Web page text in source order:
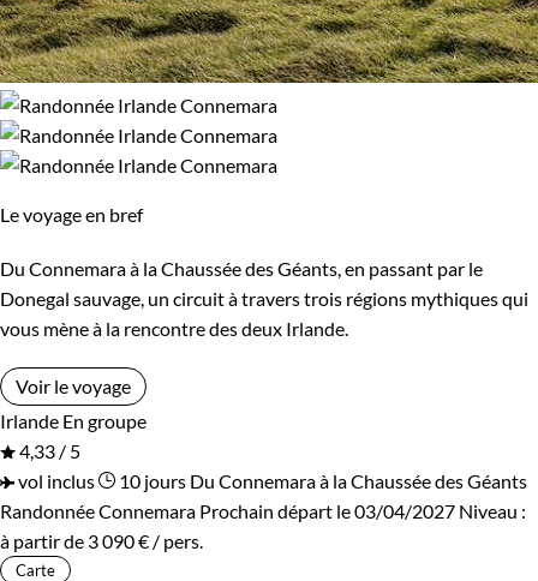
Le voyage en bref
Du Connemara à la Chaussée des Géants, en passant par le
Donegal sauvage, un circuit à travers trois régions mythiques qui
vous mène à la rencontre des deux Irlande.
Voir le voyage
Irlande En groupe
4,33 / 5
vol inclus
10 jours Du Connemara à la Chaussée des Géants
Randonnée Connemara Prochain départ le 03/04/2027 Niveau :
à partir de 3 090 € / pers.
Carte